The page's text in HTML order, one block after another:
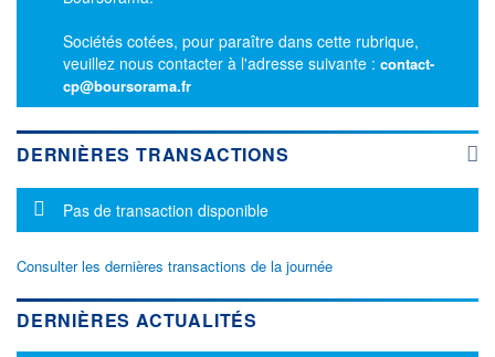
Sociétés cotées, pour paraître dans cette rubrique,
veuillez nous contacter à l'adresse suivante : contact-
cp@boursorama.fr
DERNIÈRES TRANSACTIONS
Message d'information
Pas de transaction disponible
Consulter les dernières transactions de la journée
DERNIÈRES ACTUALITÉS